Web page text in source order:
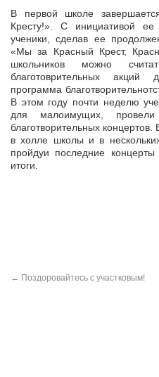
В первой школе
Кресту!». С инициативой
ученики, сделав ее
«Мы за Красный Крест,
школьников можно
благотоврительных
программа
В этом году почти неделю
для малоимущих,
благотворительных
в холле школы и в
пройдуи последние
итоги.
← Поздоровайтесь с участковым!